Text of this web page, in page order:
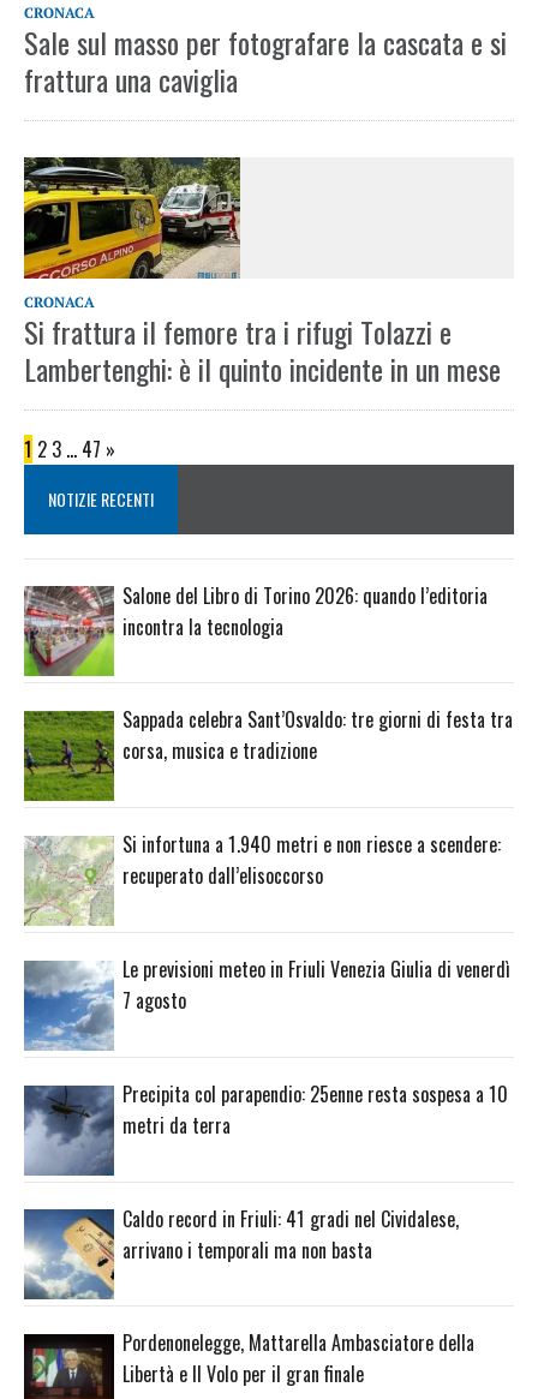
CRONACA
Sale sul masso per fotografare la cascata e si
frattura una caviglia
CRONACA
Si frattura il femore tra i rifugi Tolazzi e
Lambertenghi: è il quinto incidente in un mese
1 2 3 … 47 »
NOTIZIE RECENTI
Salone del Libro di Torino 2026: quando l’editoria
incontra la tecnologia
Sappada celebra Sant’Osvaldo: tre giorni di festa tra
corsa, musica e tradizione
Si infortuna a 1.940 metri e non riesce a scendere:
recuperato dall’elisoccorso
Le previsioni meteo in Friuli Venezia Giulia di venerdì
7 agosto
Precipita col parapendio: 25enne resta sospesa a 10
metri da terra
Caldo record in Friuli: 41 gradi nel Cividalese,
arrivano i temporali ma non basta
Pordenonelegge, Mattarella Ambasciatore della
Libertà e Il Volo per il gran finale